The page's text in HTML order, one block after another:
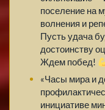
поселение на
волнения и
Пусть удача
достоинству
Ждем побед!
«Часы мира и
инициативе